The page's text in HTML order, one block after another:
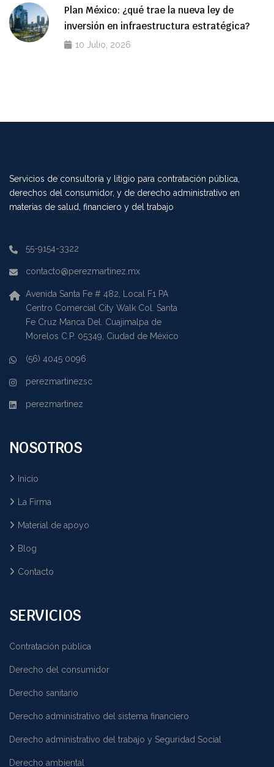
Plan México: ¿qué trae la nueva ley de
inversión en infraestructura estratégica?
10 Julio, 2026
Servicios de consultoría y litigio para contratación pública,
derechos del consumidor, y de derecho administrativo en
materias de salud, financiero y del trabajo
55-9154-3322
contacto@perezmartinez.mx
Avenida Santa Fe # 482, Local F1 PA
Centro Comercial City Walk Col. Santa
Fe Cruz Manca Del. Cuajimalpa de
Morelos C.P. 05349, Ciudad de México
(56) 4045 0096
perezmartinezsc
perezmartinez
NOSOTROS
Inicio
La Firma
Material de apoyo
Blog
Contacto
SERVICIOS
Contratación pública
Derecho del consumidor
Derecho sanitario
Derecho administrativo del sistema financiero
Derecho administrativo del trabajo y Seguridad Social
Derecho ambiental